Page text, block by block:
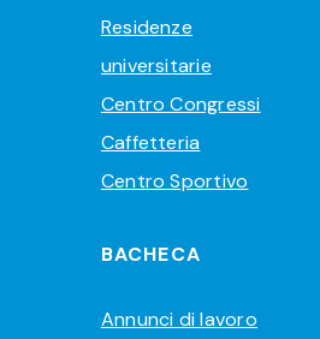
Residenze
universitarie
Centro Congressi
Caffetteria
Centro Sportivo
BACHECA
Annunci di lavoro